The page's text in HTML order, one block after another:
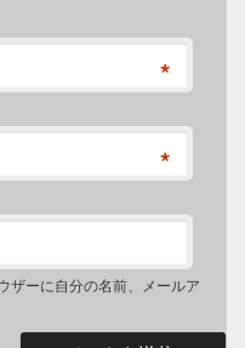
*
*
ザーに自分の名前、メールア